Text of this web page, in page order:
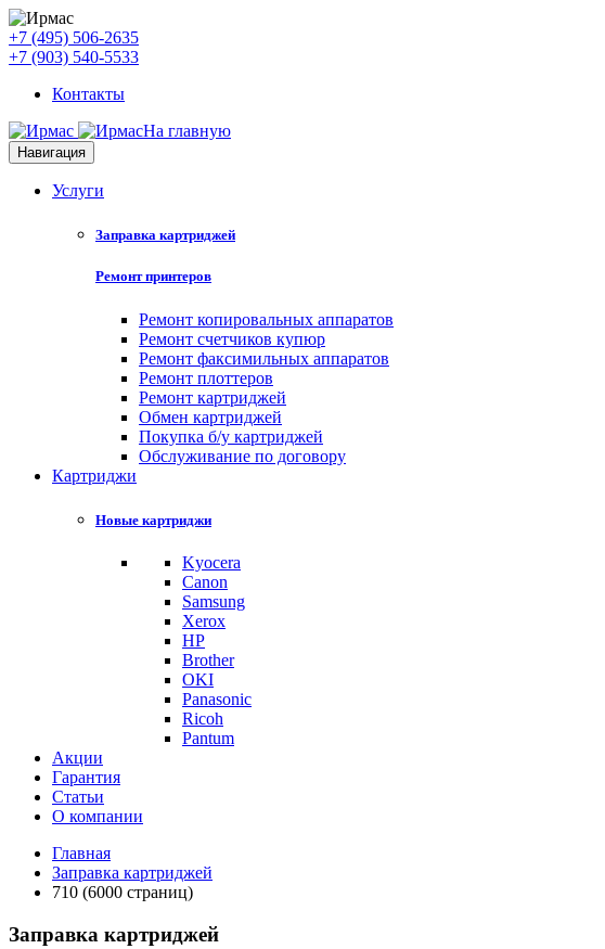
+7 (495) 506-2635
+7 (903) 540-5533
Контакты
На главную
Навигация
Услуги
Заправка картриджей
Ремонт принтеров
Ремонт копировальных аппаратов
Ремонт счетчиков купюр
Ремонт факсимильных аппаратов
Ремонт плоттеров
Ремонт картриджей
Обмен картриджей
Покупка б/у картриджей
Обслуживание по договору
Картриджи
Новые картриджи
Kyocera
Canon
Samsung
Xerox
HP
Brother
OKI
Panasonic
Ricoh
Pantum
Акции
Гарантия
Статьи
О компании
Главная
Заправка картриджей
710 (6000 страниц)
Заправка картриджей